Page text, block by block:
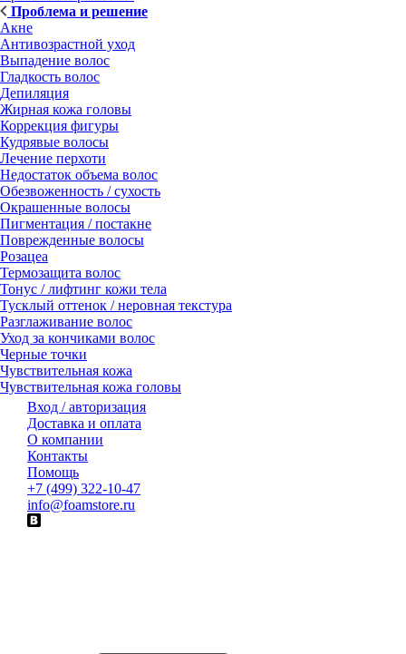
Проблема и решение
Акне
Антивозрастной уход
Выпадение волос
Гладкость волос
Депиляция
Жирная кожа головы
Коррекция фигуры
Кудрявые волосы
Лечение перхоти
Недостаток объема волос
Обезвоженность / сухость
Окрашенные волосы
Пигментация / постакне
Поврежденные волосы
Розацеа
Термозащита волос
Тонус / лифтинг кожи тела
Тусклый оттенок / неровная текстура
Разглаживание волос
Уход за кончиками волос
Черные точки
Чувствительная кожа
Чувствительная кожа головы
Вход / авторизация
Доставка и оплата
О компании
Контакты
Помощь
+7 (499) 322-10-47
info@foamstore.ru